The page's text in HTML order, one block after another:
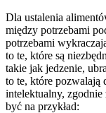
Dla ustalenia
między potrzebami
potrzebami
to te, które są
takie jak jedzenie,
to te, które pozwalają
intelektualny,
być na przykład: